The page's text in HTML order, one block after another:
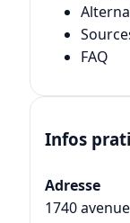
FAQ
Infos
Adresse
1740